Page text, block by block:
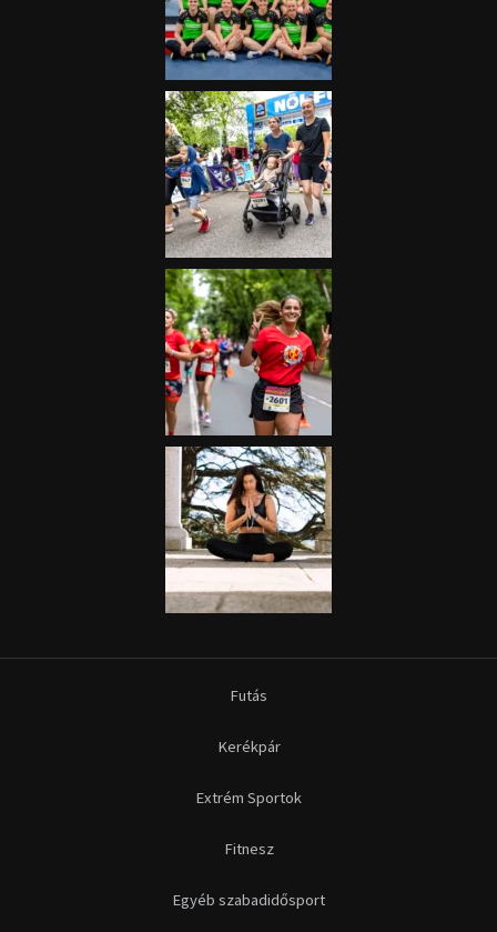
Futás
Kerékpár
Extrém Sportok
Fitnesz
Egyéb szabadidősport